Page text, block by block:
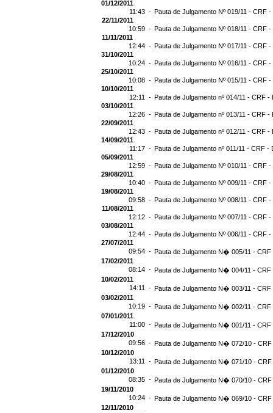
01/12/2011
11:43 - Pauta de Julgamento Nº 019/11 - CRF -
22/11/2011
10:59 - Pauta de Julgamento Nº 018/11 - CRF -
11/11/2011
12:44 - Pauta de Julgamento Nº 017/11 - CRF -
31/10/2011
10:24 - Pauta de Julgamento Nº 016/11 - CRF -
25/10/2011
10:08 - Pauta de Julgamento Nº 015/11 - CRF -
10/10/2011
12:11 - Pauta de Julgamento nº 014/11 - CRF -
03/10/2011
12:26 - Pauta de Julgamento nº 013/11 - CRF -
22/09/2011
12:43 - Pauta de Julgamento nº 012/11 - CRF -
14/09/2011
11:17 - Pauta de Julgamento nº 011/11 - CRF -
05/09/2011
12:59 - Pauta de Julgamento Nº 010/11 - CRF -
29/08/2011
10:40 - Pauta de Julgamento Nº 009/11 - CRF -
19/08/2011
09:58 - Pauta de Julgamento Nº 008/11 - CRF -
11/08/2011
12:12 - Pauta de Julgamento Nº 007/11 - CRF -
03/08/2011
12:44 - Pauta de Julgamento Nº 006/11 - CRF -
27/07/2011
09:54 - Pauta de Julgamento N� 005/11 - CRF
17/02/2011
08:14 - Pauta de Julgamento N� 004/11 - CRF
10/02/2011
14:11 - Pauta de Julgamento N� 003/11 - CRF
03/02/2011
10:19 - Pauta de Julgamento N� 002/11 - CRF
07/01/2011
11:00 - Pauta de Julgamento N� 001/11 - CRF
17/12/2010
09:56 - Pauta de Julgamento N� 072/10 - CRF
10/12/2010
13:11 - Pauta de Julgamento N� 071/10 - CRF
01/12/2010
08:35 - Pauta de Julgamento N� 070/10 - CRF
19/11/2010
10:24 - Pauta de Julgamento N� 069/10 - CRF
12/11/2010